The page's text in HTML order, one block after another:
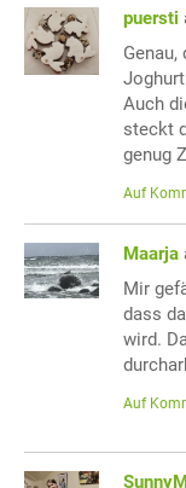
puersti
Auch
steckt
genug
Auf
Maarja
Mir
dass
wird.
Auf